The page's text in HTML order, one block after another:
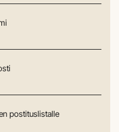
postituslistalle